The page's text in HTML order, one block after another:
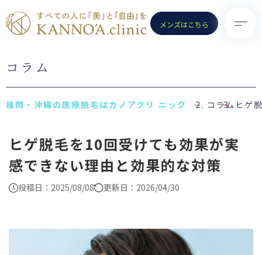
メンズはこちら
TOP
クリニック一覧
お知らせ
初めての方へ
コラム
- 医療脱毛（女性）
- ポテンツァ
- ノーリス(IPL)
- 水光注射
- ピコフラクショナル／スト
ロング
（Dr.施術）
コラム
コラム ヒゲ
ヒゲ脱毛を10回受けても効果が実
感できない理由と効果的な対策
投稿日：2025/08/08 更新日：2026/04/30